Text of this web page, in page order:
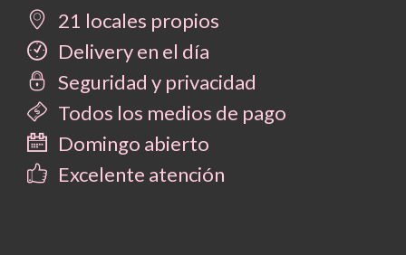
21 locales propios
Delivery en el día
Seguridad y privacidad
Todos los medios de pago
Domingo abierto
Excelente atención